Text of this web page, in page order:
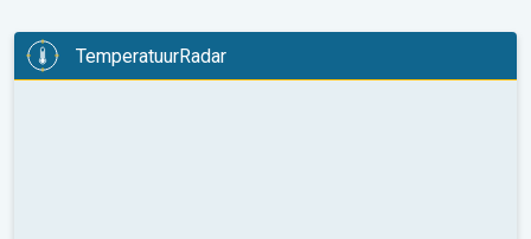
TemperatuurRadar